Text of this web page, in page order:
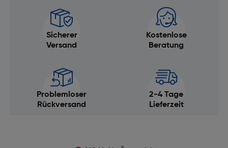
Sicherer
Versand
Kostenlose
Beratung
Problemloser
Rückversand
2-4 Tage
Lieferzeit